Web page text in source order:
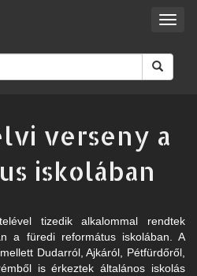
verseny a
iskolában
tizedik alkalommal rendtek
a füredi református iskolában. A
Dudarról, Ajkáról, Pétfürdőről,
is érkeztek általános iskolás